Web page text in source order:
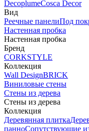
DecoplumeCosca Decor
Вид
Реечные панелиПод
Настенная пробка
Настенная пробка
Бренд
CORKSTYLE
Коллекция
Wall DesignBRICK
Виниловые стены
Стены из дерева
Стены из дерева
Коллекция
Деревянная плитка
панноСопутствующие